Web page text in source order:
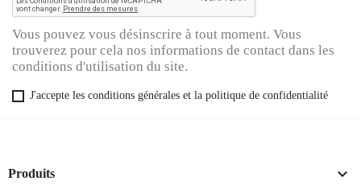
Vous pouvez vous désinscrire à tout moment. Vous
trouverez pour cela nos informations de contact dans les
conditions d'utilisation du site.
J'accepte les conditions générales et la politique de confidentialité
Produits 